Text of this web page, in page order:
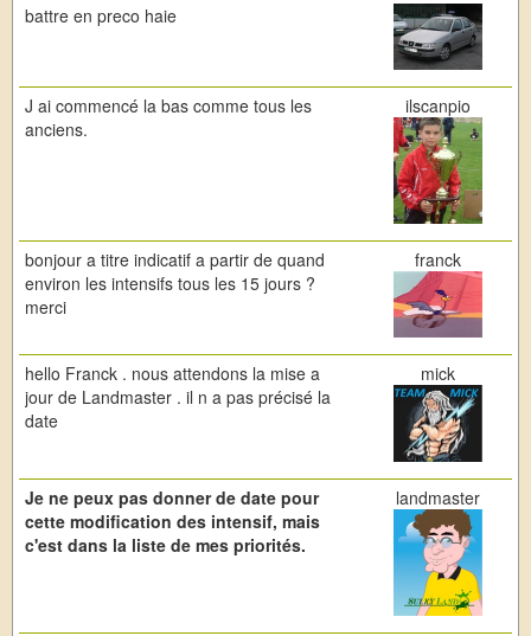
battre en preco haie
J ai commencé la bas comme tous les
anciens.
ilscanpio
bonjour a titre indicatif a partir de quand
environ les intensifs tous les 15 jours ?
merci
franck
hello Franck . nous attendons la mise a
jour de Landmaster . il n a pas précisé la
date
mick
Je ne peux pas donner de date pour
cette modification des intensif, mais
c'est dans la liste de mes priorités.
landmaster